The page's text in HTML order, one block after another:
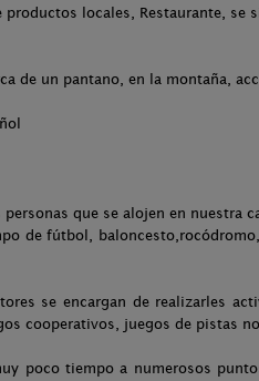
locales, Restaurante, se
de un pantano, en la montaña,
que se alojen en nuestra
de fútbol,
se encargan de realizarles
cooperativos, juegos de pistas
poco tiempo a numerosos